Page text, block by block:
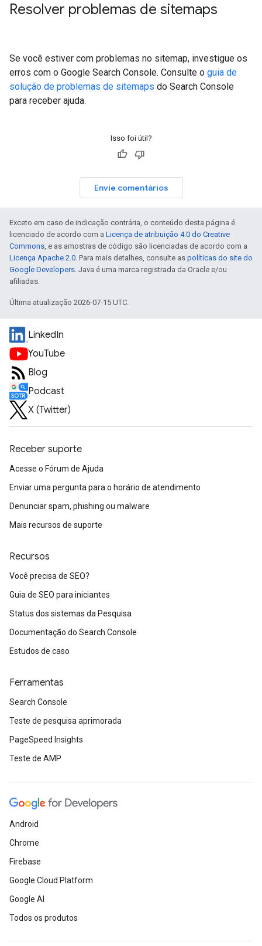
Resolver problemas de sitemaps
Se você estiver com problemas no sitemap, investigue os
erros com o Google Search Console. Consulte o guia de
solução de problemas de sitemaps do Search Console
para receber ajuda.
Isso foi útil?
Envie comentários
Exceto em caso de indicação contrária, o conteúdo desta página é
licenciado de acordo com a Licença de atribuição 4.0 do Creative
Commons, e as amostras de código são licenciadas de acordo com a
Licença Apache 2.0. Para mais detalhes, consulte as políticas do site do
Google Developers. Java é uma marca registrada da Oracle e/ou
afiliadas.
Última atualização 2026-07-15 UTC.
LinkedIn
YouTube
Blog
Podcast
X (Twitter)
Receber suporte
Acesse o Fórum de Ajuda
Enviar uma pergunta para o horário de atendimento
Denunciar spam, phishing ou malware
Mais recursos de suporte
Recursos
Você precisa de SEO?
Guia de SEO para iniciantes
Status dos sistemas da Pesquisa
Documentação do Search Console
Estudos de caso
Ferramentas
Search Console
Teste de pesquisa aprimorada
PageSpeed Insights
Teste de AMP
Android
Chrome
Firebase
Google Cloud Platform
Google AI
Todos os produtos